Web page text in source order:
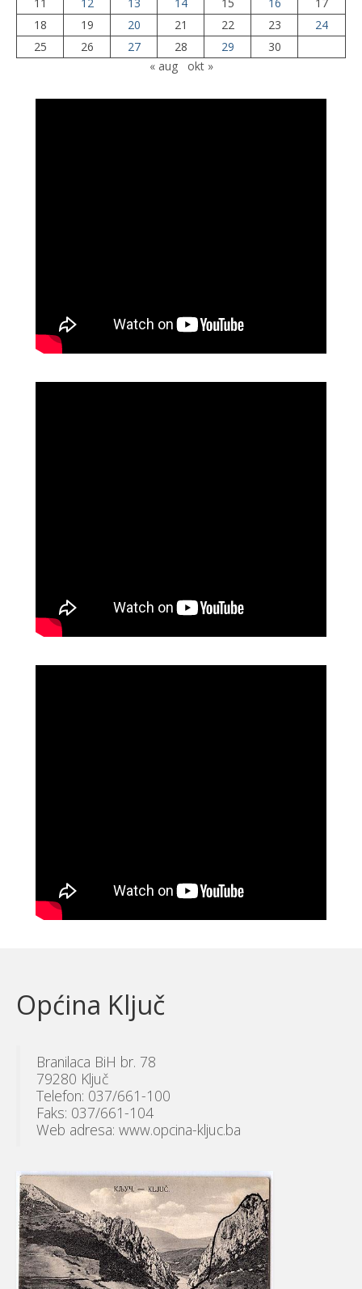
18
19 20 21 22 23
24
25
26 27 28 29
30
« aug
okt »
Općina Ključ
Branilaca BiH br. 78
79280 Ključ
Telefon: 037/661-100
Faks: 037/661-104
Web adresa: www.opcina-kljuc.ba